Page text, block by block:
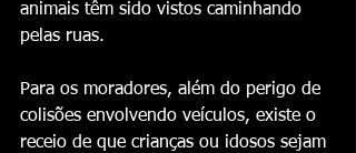
animais têm sido vistos caminhando
pelas ruas.
Para os moradores, além do perigo de
colisões envolvendo veículos, existe o
receio de que crianças ou idosos sejam